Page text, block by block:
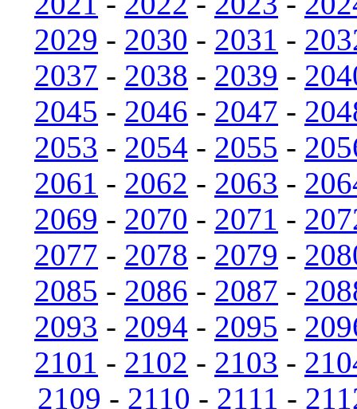
2029 - 2030 - 2031 -
2037 - 2038 - 2039 -
2045 - 2046 - 2047 -
2053 - 2054 - 2055 -
2061 - 2062 - 2063 -
2069 - 2070 - 2071 -
2077 - 2078 - 2079 -
2085 - 2086 - 2087 -
2093 - 2094 - 2095 -
2101 - 2102 - 2103 -
2109 - 2110 - 2111 -